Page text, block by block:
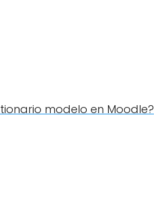
modelo en Moodle?